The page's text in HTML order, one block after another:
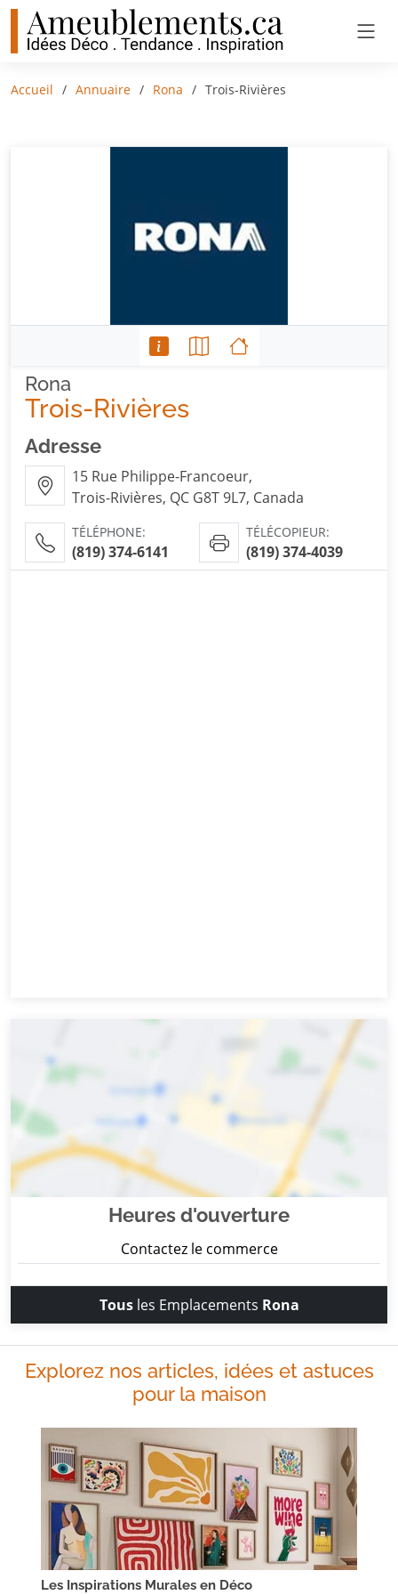
Accueil Annuaire Rona Trois-Rivières
Rona
Trois-Rivières
Adresse
15 Rue Philippe-Francoeur,
Trois-Rivières, QC G8T 9L7, Canada
TÉLÉPHONE:
(819) 374-6141
TÉLÉCOPIEUR:
(819) 374-4039
Heures d'ouverture
Contactez le commerce
Tousles Emplacements Rona
Explorez nos articles, idées et astuces
pour la maison
Les Inspirations Murales en Déco